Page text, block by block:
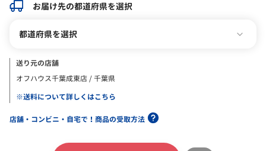
お届け先の都道府県を選択
都道府県を選択
送り元の店舗
オフハウス千葉成東店 / 千葉県
※送料について詳しくはこちら
店舗・コンビニ・自宅で！商品の受取方法